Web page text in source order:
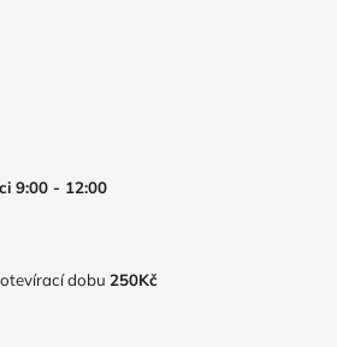
9:00 - 12:00
dobu 250Kč